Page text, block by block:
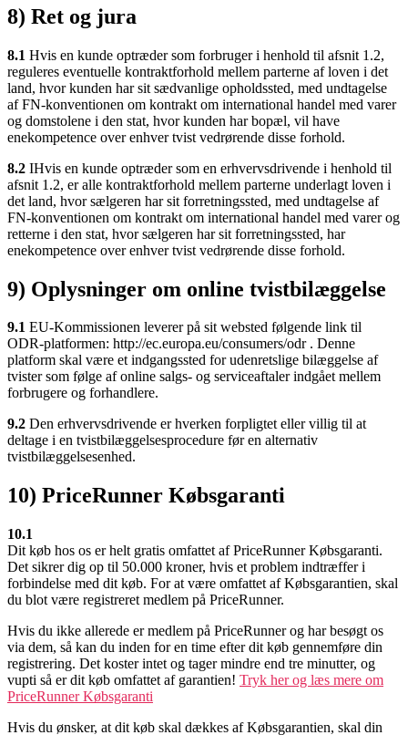
8) Ret og jura
8.1 Hvis en kunde optræder som forbruger i henhold til afsnit 1.2,
reguleres eventuelle kontraktforhold mellem parterne af loven i det
land, hvor kunden har sit sædvanlige opholdssted, med undtagelse
af FN-konventionen om kontrakt om international handel med varer
og domstolene i den stat, hvor kunden har bopæl, vil have
enekompetence over enhver tvist vedrørende disse forhold.
8.2 IHvis en kunde optræder som en erhvervsdrivende i henhold til
afsnit 1.2, er alle kontraktforhold mellem parterne underlagt loven i
det land, hvor sælgeren har sit forretningssted, med undtagelse af
FN-konventionen om kontrakt om international handel med varer og
retterne i den stat, hvor sælgeren har sit forretningssted, har
enekompetence over enhver tvist vedrørende disse forhold.
9) Oplysninger om online tvistbilæggelse
9.1 EU-Kommissionen leverer på sit websted følgende link til
ODR-platformen: http://ec.europa.eu/consumers/odr . Denne
platform skal være et indgangssted for udenretslige bilæggelse af
tvister som følge af online salgs- og serviceaftaler indgået mellem
forbrugere og forhandlere.
9.2 Den erhvervsdrivende er hverken forpligtet eller villig til at
deltage i en tvistbilæggelsesprocedure før en alternativ
tvistbilæggelsesenhed.
10) PriceRunner Købsgaranti
10.1
Dit køb hos os er helt gratis omfattet af PriceRunner Købsgaranti.
Det sikrer dig op til 50.000 kroner, hvis et problem indtræffer i
forbindelse med dit køb. For at være omfattet af Købsgarantien, skal
du blot være registreret medlem på PriceRunner.
Hvis du ikke allerede er medlem på PriceRunner og har besøgt os
via dem, så kan du inden for en time efter dit køb gennemføre din
registrering. Det koster intet og tager mindre end tre minutter, og
vupti så er dit køb omfattet af garantien! Tryk her og læs mere om
PriceRunner Købsgaranti
Hvis du ønsker, at dit køb skal dækkes af Købsgarantien, skal din